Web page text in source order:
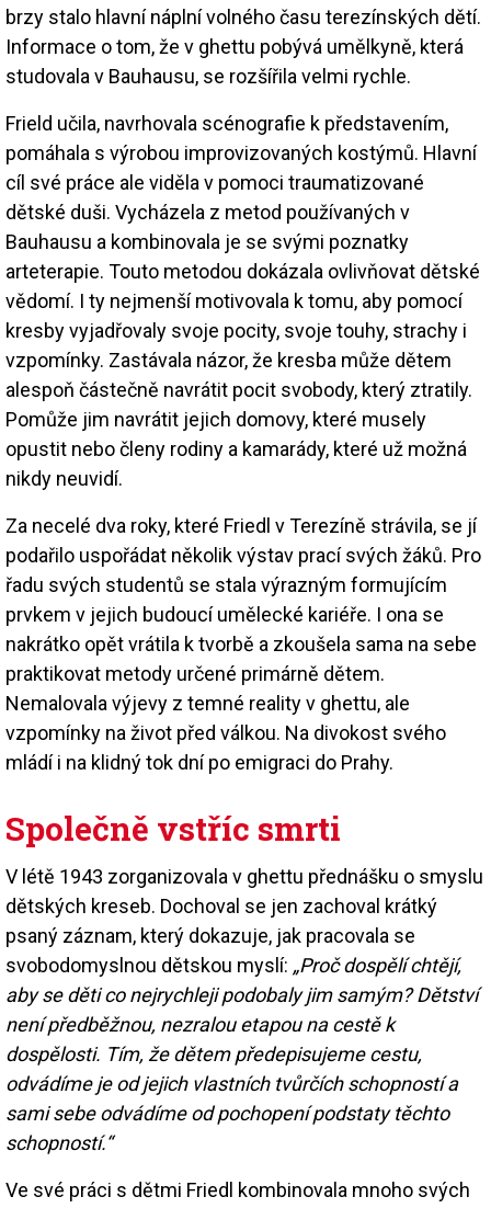
brzy stalo hlavní náplní volného času terezínských dětí.
Informace o tom, že v ghettu pobývá umělkyně, která
studovala v Bauhausu, se rozšířila velmi rychle.
Frield učila, navrhovala scénografie k představením,
pomáhala s výrobou improvizovaných kostýmů. Hlavní
cíl své práce ale viděla v pomoci traumatizované
dětské duši. Vycházela z metod používaných v
Bauhausu a kombinovala je se svými poznatky
arteterapie. Touto metodou dokázala ovlivňovat dětské
vědomí. I ty nejmenší motivovala k tomu, aby pomocí
kresby vyjadřovaly svoje pocity, svoje touhy, strachy i
vzpomínky. Zastávala názor, že kresba může dětem
alespoň částečně navrátit pocit svobody, který ztratily.
Pomůže jim navrátit jejich domovy, které musely
opustit nebo členy rodiny a kamarády, které už možná
nikdy neuvidí.
Za necelé dva roky, které Friedl v Terezíně strávila, se jí
podařilo uspořádat několik výstav prací svých žáků. Pro
řadu svých studentů se stala výrazným formujícím
prvkem v jejich budoucí umělecké kariéře. I ona se
nakrátko opět vrátila k tvorbě a zkoušela sama na sebe
praktikovat metody určené primárně dětem.
Nemalovala výjevy z temné reality v ghettu, ale
vzpomínky na život před válkou. Na divokost svého
mládí i na klidný tok dní po emigraci do Prahy.
Společně vstříc smrti
V létě 1943 zorganizovala v ghettu přednášku o smyslu
dětských kreseb. Dochoval se jen zachoval krátký
psaný záznam, který dokazuje, jak pracovala se
svobodomyslnou dětskou myslí: „Proč dospělí chtějí,
aby se děti co nejrychleji podobaly jim samým? Dětství
není předběžnou, nezralou etapou na cestě k
dospělosti. Tím, že dětem předepisujeme cestu,
odvádíme je od jejich vlastních tvůrčích schopností a
sami sebe odvádíme od pochopení podstaty těchto
schopností.“
Ve své práci s dětmi Friedl kombinovala mnoho svých